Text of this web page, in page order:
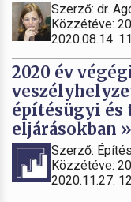
Szerző: dr.
Közzétéve:
2020.08.14.
2020 év
építésügyi és
eljárásokban »
Szerző:
Közzétéve:
2020.11.27.